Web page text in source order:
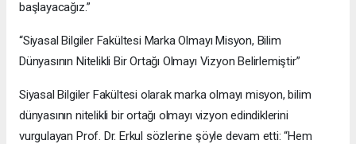
başlayacağız.”
“Siyasal Bilgiler Fakültesi Marka Olmayı Misyon, Bilim
Dünyasının Nitelikli Bir Ortağı Olmayı Vizyon Belirlemiştir”
Siyasal Bilgiler Fakültesi olarak marka olmayı misyon, bilim
dünyasının nitelikli bir ortağı olmayı vizyon edindiklerini
vurgulayan Prof. Dr. Erkul sözlerine şöyle devam etti: “Hem